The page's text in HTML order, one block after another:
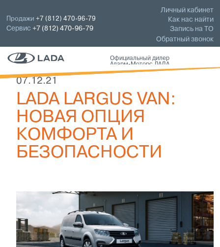
Личный кабинет
Как нас найти
Запись на ТО
Обратный звонок
Продажи+7 (812) 470-96-79
Сервис+7 (812) 470-96-79
Официальный дилер
Аларм-Моторс ЛАДА
07.12.21
LADA LARGUS VAN:
НОВАЯ ОПЦИЯ
КОМФОРТА И
БЕЗОПАСНОСТИ